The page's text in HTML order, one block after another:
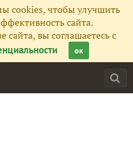
cookies, чтобы улучшить
сайта.
вы соглашаетесь с
ок